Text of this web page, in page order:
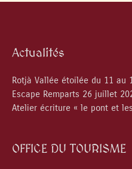
Actualités
Rotjà Vallée étoilée du 11 au
Escape Remparts 26 juillet
Atelier écriture « le pont et
OFFICE DU TOURISME